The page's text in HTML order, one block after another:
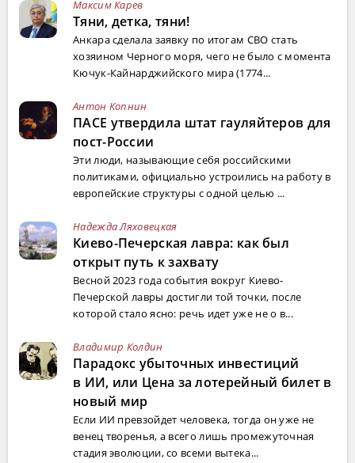
Максим Карев
Тяни, детка, тяни!
Анкара сделала заявку по итогам СВО стать
хозяином Черного моря, чего не было с момента
Кючук-Кайнарджийского мира (1774...
Антон Копнин
ПАСЕ утвердила штат гауляйтеров для
пост-России
Эти люди, называющие себя российскими
политиками, официально устроились на работу в
европейские структуры с одной целью ...
Надежда Ляховецкая
Киево-Печерская лавра: как был
открыт путь к захвату
Весной 2023 года события вокруг Киево-
Печерской лавры достигли той точки, после
которой стало ясно: речь идет уже не о в...
Владимир Колдин
Парадокс убыточных инвестиций
в ИИ, или Цена за лотерейный билет в
новый мир
Если ИИ превзойдет человека, тогда он уже не
венец творенья, а всего лишь промежуточная
стадия эволюции, со всеми вытека...